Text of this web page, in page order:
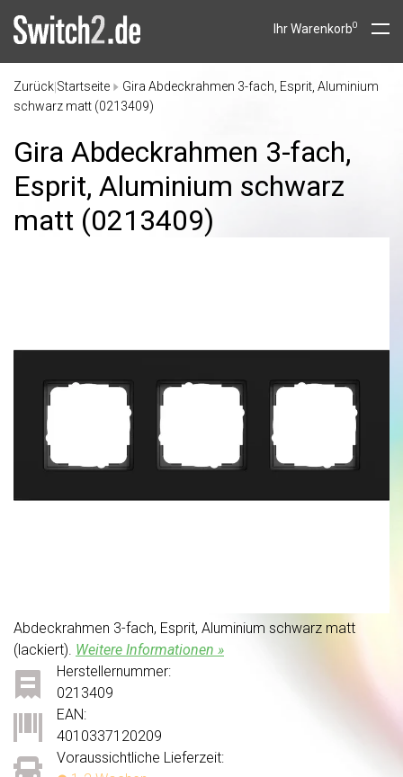
Ihr Warenkorb0
Zurück Startseite
Gira Abdeckrahmen 3-fach, Esprit, Aluminium
schwarz matt (0213409)
Gira Abdeckrahmen 3-fach,
Esprit, Aluminium schwarz
matt (0213409)
Abdeckrahmen 3-fach, Esprit, Aluminium schwarz matt
(lackiert). Weitere Informationen »
Voraussichtliche Lieferzeit:
Herstellernummer:
0213409
EAN:
4010337120209